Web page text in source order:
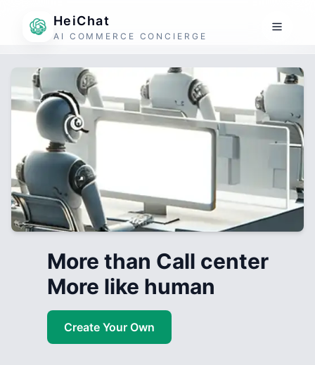
HeiChat
AI COMMERCE CONCIERGE
More than Call center
More like human
Create Your Own